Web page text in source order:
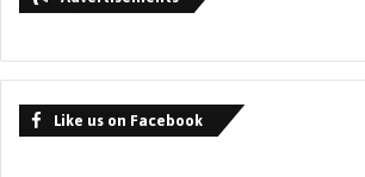
कम्प्यूटर सहायक, बैंक सखी की भर्ती कर बैंकिंग
मुख्यमंत्री जी ने कहा कि अयोध्या में भव्य श्री राम
कराया जा रहा है। प्रदेश एवं केन्द्र सरकार द्वारा
Like us on Facebook